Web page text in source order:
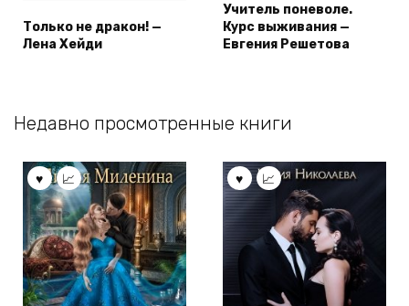
Только не дракон! —
Лена Хейди
Учитель поневоле.
Курс выживания —
Евгения Решетова
Недавно просмотренные книги